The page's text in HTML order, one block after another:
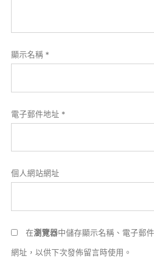
顯示名稱 *
電子郵件地址 *
個人網站網址
在瀏覽器中儲存顯示名稱、電子郵
網址，以供下次發佈留言時使用。